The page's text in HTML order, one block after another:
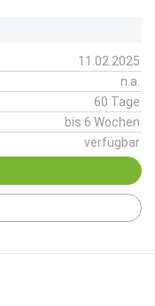
11.02.2025
n.a.
60 Tage
bis 6 Wochen
verfügbar